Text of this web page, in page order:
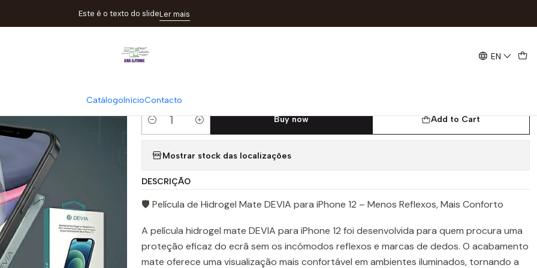
EN
CatálogoInícioContacto
Este é o texto do slideLer mais
Películas Película Hidrogel Mate DEVIA iPhone 12 | ACM85
|
Película Hidrogel Mate DEVIA iPhone 12 |
Quantity
Add to Cart
Buy now
Mostrar stock das localizações
DESCRIÇÃO
🛡️ Película de Hidrogel Mate DEVIA para iPhone 12 – Menos Reflexos, Mais Conforto
A película hidrogel mate DEVIA para iPhone 12 foi desenvolvida para quem procura uma
proteção eficaz do ecrã sem os incómodos reflexos e marcas de dedos. O acabamento
mate oferece uma visualização mais confortável em ambientes iluminados, tornando a